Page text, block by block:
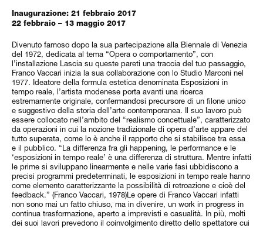
Inaugurazione: 21 febbraio 2017
22 febbraio – 13 maggio 2017
Divenuto famoso dopo la sua partecipazione alla Biennale di Venezia
del 1972, dedicata al tema “Opera o comportamento”, con
l’installazione Lascia su queste pareti una traccia del tuo passaggio,
Franco Vaccari inizia la sua collaborazione con lo Studio Marconi nel
1977. Ideatore della formula estetica denominata Esposizioni in
tempo reale, l’artista modenese porta avanti una ricerca
estremamente originale, confermandosi precursore di un filone unico
e suggestivo della storia dell’arte contemporanea. Il suo lavoro può
essere collocato nell’ambito del “realismo concettuale”, caratterizzato
da operazioni in cui la nozione tradizionale di opera d’arte appare del
tutto superata, come lo è anche il rapporto che si stabilisce tra essa
e il pubblico. “La differenza fra gli happening, le performance e le
‘esposizioni in tempo reale’ è una differenza di struttura. Mentre infatti
le prime si sviluppano linearmente e nelle varie fasi ubbidiscono a
precisi programmi predeterminati, le esposizioni in tempo reale hanno
come elemento caratterizzante la possibilità di retroazione e cioè del
feedback.” (Franco Vaccari, 1978)Le opere di Franco Vaccari infatti
non sono mai un fatto chiuso, ma in divenire, un work in progress in
continua trasformazione, aperto a imprevisti e casualità. In più, molti
dei suoi lavori prevedono il coinvolgimento diretto dello spettatore cui